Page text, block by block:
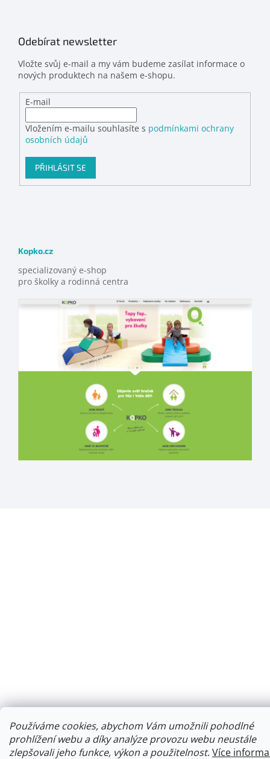
Používáme cookies, abychom Vám umožnili pohodlné
prohlížení webu a díky analýze provozu webu neustále
zlepšovali jeho funkce, výkon a použitelnost. Více
Odebírat newsletter
Vložte svůj e-mail a my vám budeme zasílat informace o
nových produktech na našem e-shopu.
E-mail
Vložením e-mailu souhlasíte s podmínkami ochrany
osobních údajů
PŘIHLÁSIT SE
Kopko.cz
specializovaný e-shop
pro školky a rodinná centra